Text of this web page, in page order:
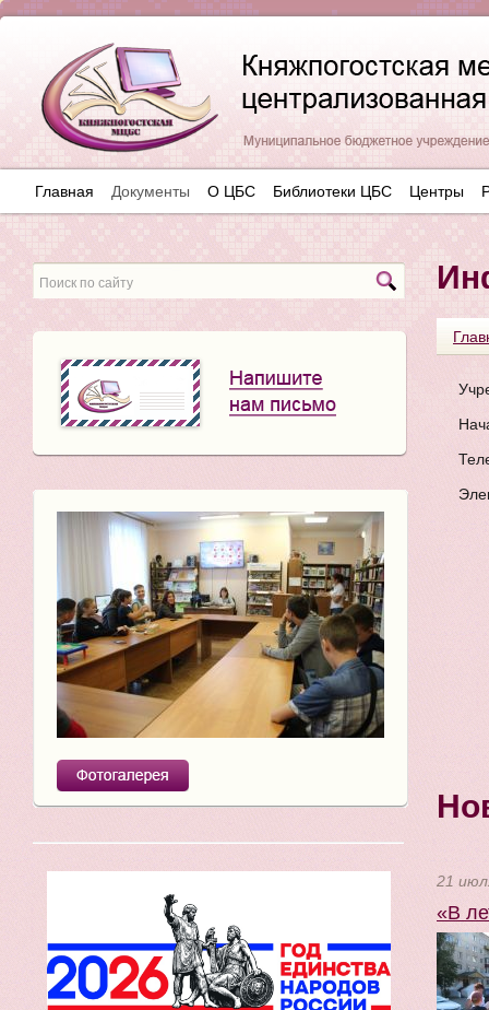
Главная Документы О ЦБС Библиотеки ЦБС Центры
21
«В